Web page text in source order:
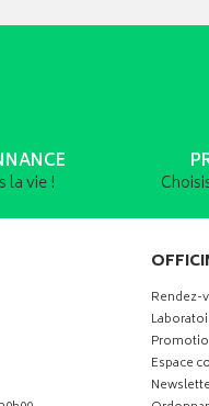
la vie !
Rendez-
Espace